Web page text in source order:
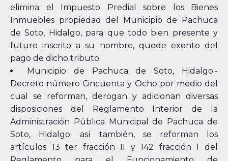
elimina el Impuesto Predial sobre los Bienes
Inmuebles propiedad del Municipio de Pachuca
de Soto, Hidalgo, para que todo bien presente y
futuro inscrito a su nombre, quede exento del
pago de dicho tributo.
Municipio de Pachuca de Soto, Hidalgo.-
Decreto número Cincuenta y Ocho por medio del
cual se reforman, derogan y adicionan diversas
disposiciones del Reglamento Interior de la
Administración Pública Municipal de Pachuca de
Soto, Hidalgo; así también, se reforman los
artículos 13 ter fracción II y 142 fracción I del